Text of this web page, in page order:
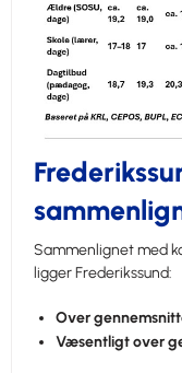
Sammenlignet med
ligger Frederikssund:
Over
Væsentligt over